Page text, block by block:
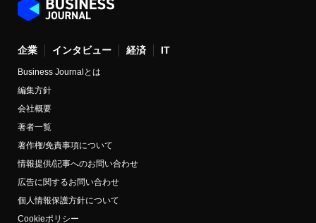
企業 インタビュー 経済 IT
Business Journalとは
編集方針
会社概要
著者一覧
著作権/免責事項について
情報提供/記事へのお問い合わせ
広告に関するお問い合わせ
個人情報保護方針について
Cookieポリシー